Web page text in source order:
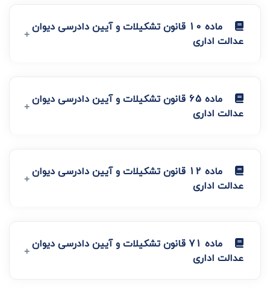
ماده 10 قانون تشکیلات و آیین دادرسی دیوان
عدالت اداری
ماده 65 قانون تشکیلات و آیین دادرسی دیوان
عدالت اداری
ماده 12 قانون تشکیلات و آیین دادرسی دیوان
عدالت اداری
ماده 71 قانون تشکیلات و آیین دادرسی دیوان
عدالت اداری